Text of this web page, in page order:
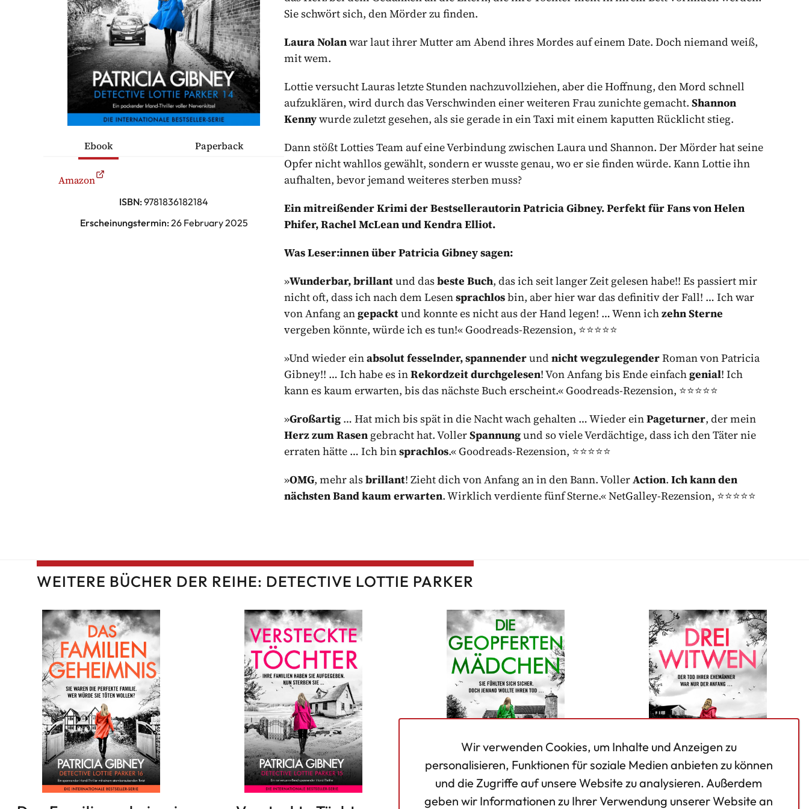
Romane
Ebook Paperback
Amazon
ISBN:9781836182184
Erscheinungstermin:26 February 2025
Sie schwört sich, den Mörder zu finden.
Laura Nolanwar laut ihrer Mutter am Abend ihres Mordes auf einem Date. Doch niemand weiß,
mit wem.
Lottie versucht Lauras letzte Stunden nachzuvollziehen, aber die Hoffnung, den Mord schnell
aufzuklären, wird durch das Verschwinden einer weiteren Frau zunichte gemacht.Shannon
Kennywurde zuletzt gesehen, als sie gerade in ein Taxi mit einem kaputten Rücklicht stieg.
Dann stößt Lotties Team auf eine Verbindung zwischen Laura und Shannon. Der Mörder hat seine
Opfer nicht wahllos gewählt, sondern er wusste genau, wo er sie finden würde. Kann Lottie ihn
aufhalten, bevor jemand weiteres sterben muss?
Ein mitreißender Krimi der Bestsellerautorin Patricia Gibney. Perfekt für Fans von Helen
Phifer, Rachel McLean und Kendra Elliot.
Was Leser:innen über Patricia Gibney sagen:
»Wunderbar, brillantund dasbeste Buch, das ich seit langer Zeit gelesen habe!! Es passiert mir
nicht oft, dass ich nach dem Lesensprachlosbin, aber hier war das definitiv der Fall! … Ich war
von Anfang angepacktund konnte es nicht aus der Hand legen! … Wenn ichzehn Sterne
vergeben könnte, würde ich es tun!« Goodreads-Rezension, ⭐⭐⭐⭐⭐
»Und wieder einabsolut fesselnder, spannenderundnicht wegzulegenderRoman von Patricia
Gibney!! … Ich habe es inRekordzeit durchgelesen! Von Anfang bis Ende einfachgenial! Ich
kann es kaum erwarten, bis das nächste Buch erscheint.« Goodreads-Rezension, ⭐⭐⭐⭐⭐
»Großartig … Hat mich bis spät in die Nacht wach gehalten … Wieder einPageturner, der mein
Herz zum Rasen gebracht hat. VollerSpannungund so viele Verdächtige, dass ich den Täter nie
erraten hätte … Ich binsprachlos.« Goodreads-Rezension, ⭐⭐⭐⭐⭐
»OMG, mehr alsbrillant! Zieht dich von Anfang an in den Bann. VollerAction.Ich kann den
nächsten Band kaum erwarten. Wirklich verdiente fünf Sterne.« NetGalley-Rezension, ⭐⭐⭐⭐⭐
WEITERE BÜCHER DER REIHE: DETECTIVE LOTTIE PARKER
Wir verwenden Cookies, um Inhalte und Anzeigen zu
personalisieren, Funktionen für soziale Medien anbieten zu können
und die Zugriffe auf unsere Website zu analysieren. Außerdem
geben wir Informationen zu Ihrer Verwendung unserer Website an